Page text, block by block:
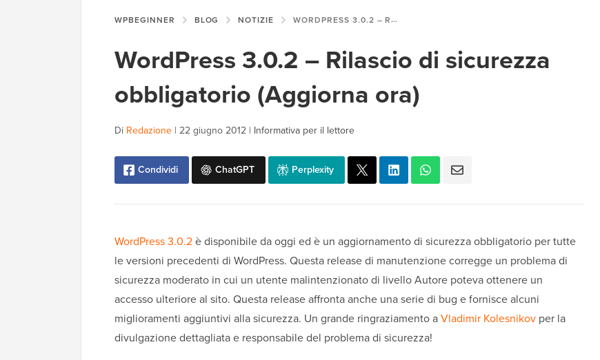
WPBEGINNER BLOG NOTIZIE WORDPRESS 3.0.2 – RILASCIO DI SICUREZZA OBBLIGATORIO (AGGIORNA ORA)
WordPress 3.0.2 – Rilascio di sicurezza
obbligatorio (Aggiorna ora)
Di Redazione | 22 giugno 2012 | Informativa per il lettore
Condividi ChatGPT Perplexity
WordPress 3.0.2è disponibile da oggi ed è un aggiornamento di sicurezza obbligatorio per tutte
le versioni precedenti di WordPress. Questa release di manutenzione corregge un problema di
sicurezza moderato in cui un utente malintenzionato di livello Autore poteva ottenere un
accesso ulteriore al sito. Questa release affronta anche una serie di bug e fornisce alcuni
miglioramenti aggiuntivi alla sicurezza. Un grande ringraziamento aVladimir Kolesnikov per la
divulgazione dettagliata e responsabile del problema di sicurezza!